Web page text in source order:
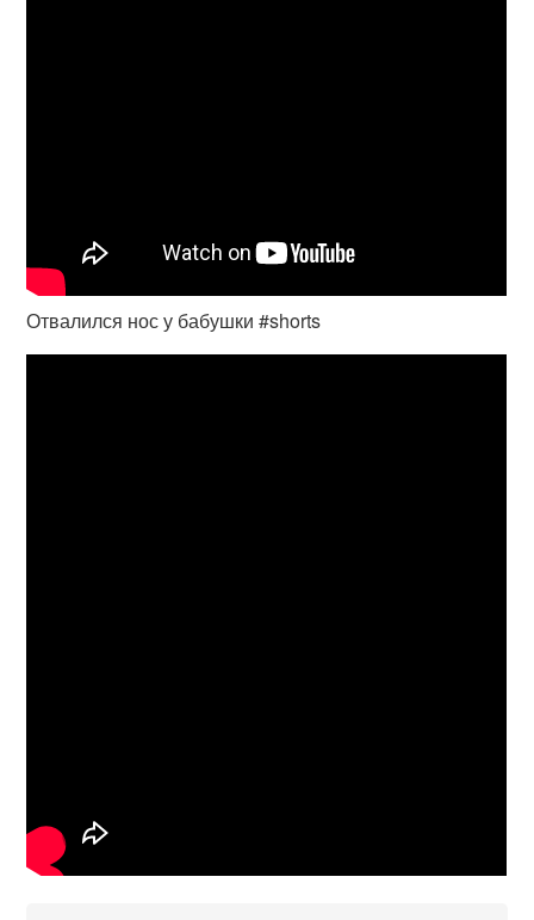
Отвалился нос у бабушки #shorts